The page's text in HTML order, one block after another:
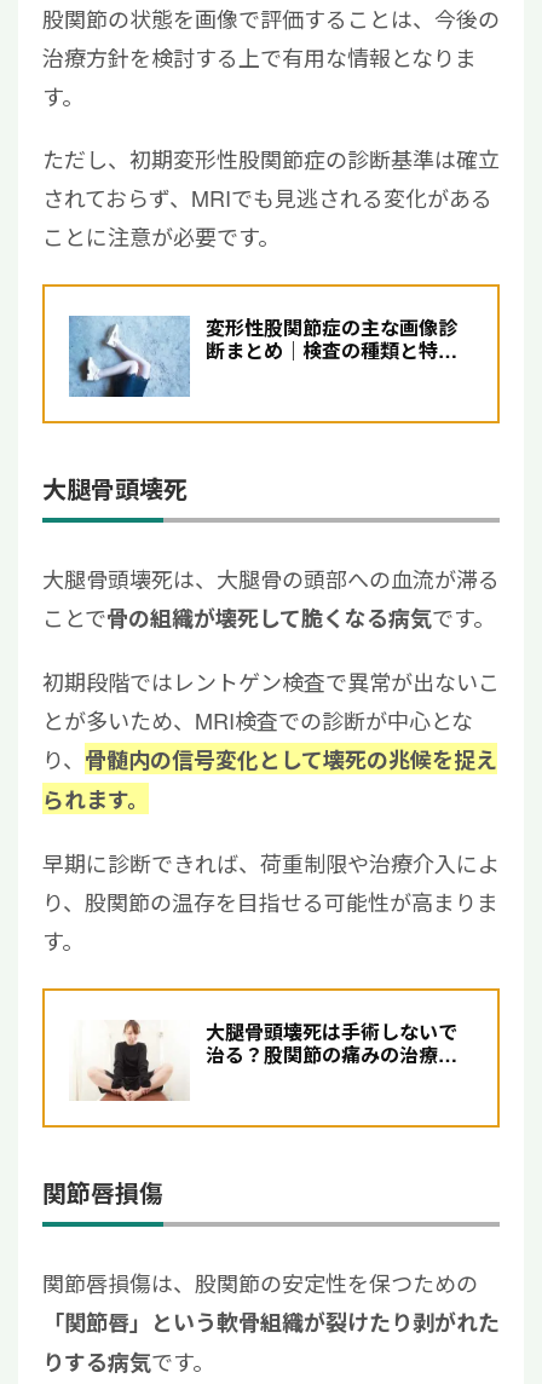
股関節の状態を画像で評価することは、今後の
治療方針を検討する上で有用な情報となりま
す。
ただし、初期変形性股関節症の診断基準は確立
されておらず、MRIでも見逃される変化がある
ことに注意が必要です。
変形性股関節症の主な画像診
断まとめ｜検査の種類と特徴
大腿骨頭壊死
大腿骨頭壊死は、大腿骨の頭部への血流が滞る
ことで骨の組織が壊死して脆くなる病気です。
初期段階ではレントゲン検査で異常が出ないこ
とが多いため、MRI検査での診断が中心とな
り、 骨髄内の信号変化として壊死の兆候を捉え
られます。
早期に診断できれば、荷重制限や治療介入によ
り、股関節の温存を目指せる可能性が高まりま
す。
大腿骨頭壊死は手術しないで
治る？股関節の痛みの治療法
関節唇損傷
関節唇損傷は、股関節の安定性を保つための
「関節唇」という軟骨組織が裂けたり剥がれた
りする病気です。